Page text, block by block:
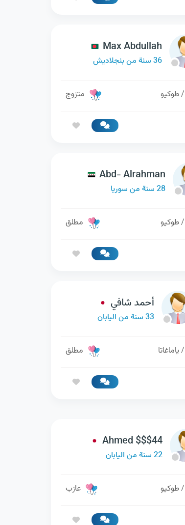
Max Abdullah
36 سنة من بنجلاديش
/ طوكيو متزوج
Abd- Alrahman
28 سنة من سوريا
/ طوكيو مطلق
أحمد شافي
33 سنة من اليابان
ياماغاتا مطلق
Ahmed $$$44
22 سنة من اليابان
/ طوكيو عازب